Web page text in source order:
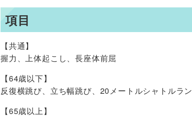
項目
【共通】
握力、上体起こし、長座体前屈
【64歳以下】
反復横跳び、立ち幅跳び、20メートルシャトルラン
【65歳以上】